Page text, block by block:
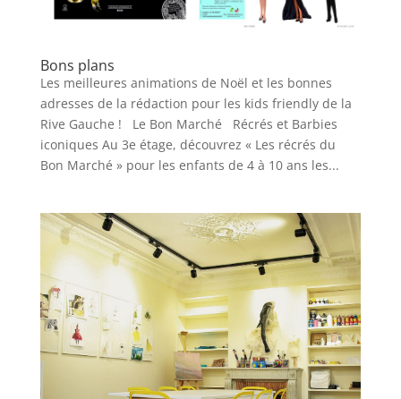
Bons plans
Les meilleures animations de Noël et les bonnes
adresses de la rédaction pour les kids friendly de la
Rive Gauche ! Le Bon Marché Récrés et Barbies
iconiques Au 3e étage, découvrez « Les récrés du
Bon Marché » pour les enfants de 4 à 10 ans les...